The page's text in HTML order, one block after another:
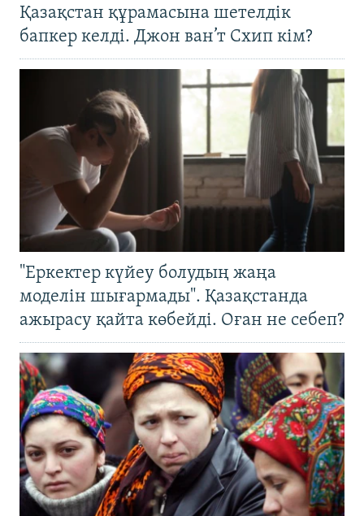
Қазақстан құрамасына шетелдік
бапкер келді. Джон ван’т Схип кім?
"Еркектер күйеу болудың жаңа
моделін шығармады". Қазақстанда
ажырасу қайта көбейді. Оған не себеп?